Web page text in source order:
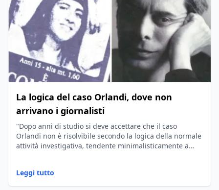
La logica del caso Orlandi, dove non
arrivano i giornalisti
"Dopo anni di studio si deve accettare che il caso
Orlandi non è risolvibile secondo la logica della normale
attività investigativa, tendente minimalisticamente a
Leggi tutto